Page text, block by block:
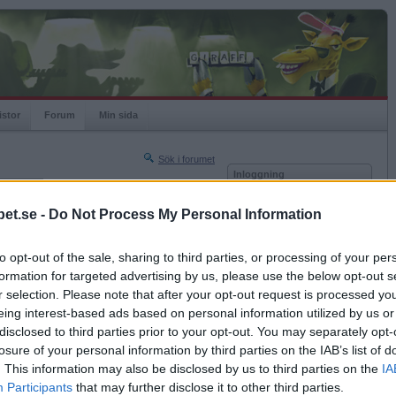
- Do Not Process My Personal Information
opt-out of the sale, sharing to third parties, or processing of your
for targeted advertising by us, please use the below opt-out
selection. Please note that after your opt-out request is processed
interest-based ads based on personal information utilized by us
to third parties prior to your opt-out. You may separately
of your personal information by third parties on the IAB’s list of
This information may also be disclosed by us to third parties on the
Participants that may further disclose it to other third parties.
Forum Min sida
Sök i forumet
Nästa sida »
2022-10-10 00:01
kårhus.
Inloggning
Kom ihåg mig
Glömt ditt lösenord?
Få ny aktiveringslänk
Betapet är gratis!